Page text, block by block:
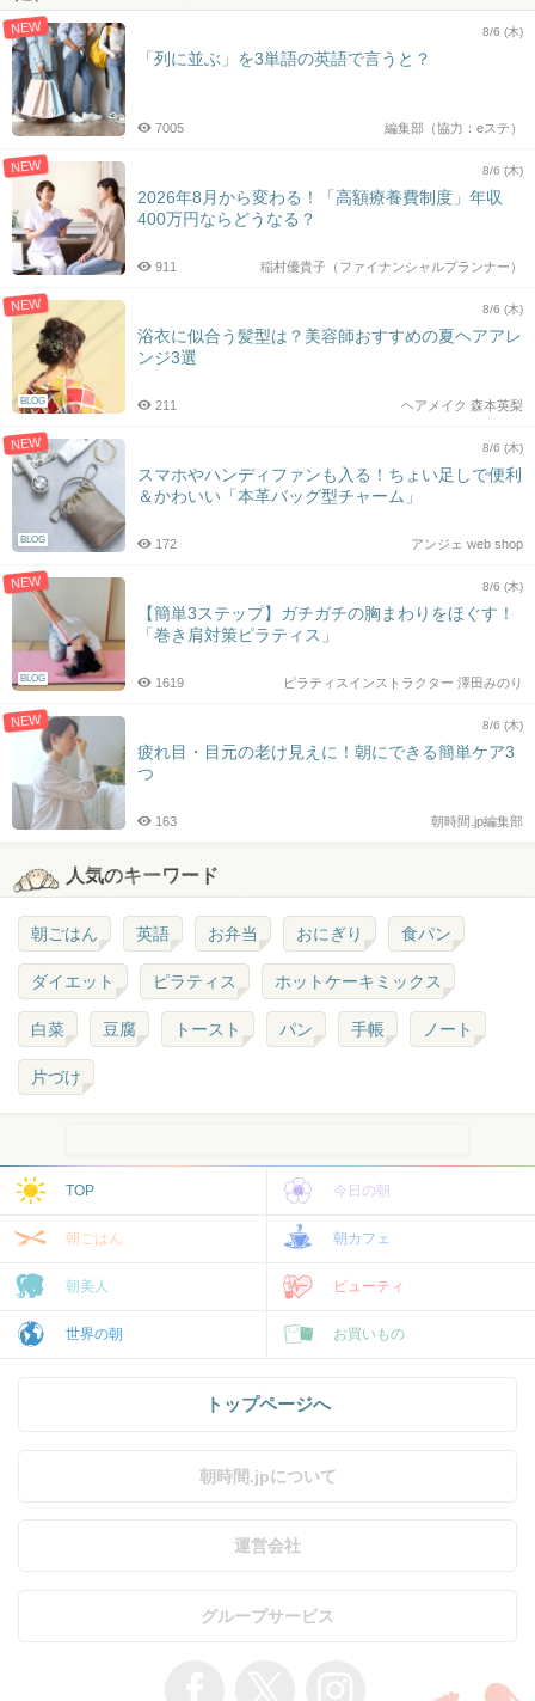
NEW 8/6 (木)
「列に並ぶ」を3単語の英語で言うと？
編集部（協力：eステ）
7005
NEW 8/6 (木)
2026年8月から変わる！「高額療養費制度」年収
400万円ならどうなる？
稲村優貴子（ファイナンシャルプランナー）
911
NEW
BLOG
8/6 (木)
浴衣に似合う髪型は？美容師おすすめの夏ヘアアレ
ンジ3選
ヘアメイク 森本英梨
211
NEW
BLOG
8/6 (木)
スマホやハンディファンも入る！ちょい足しで便利
＆かわいい「本革バッグ型チャーム」
アンジェ web shop
172
NEW
BLOG
8/6 (木)
【簡単3ステップ】ガチガチの胸まわりをほぐす！
「巻き肩対策ピラティス」
ピラティスインストラクター 澤田みのり
1619
NEW 8/6 (木)
疲れ目・目元の老け見えに！朝にできる簡単ケア3
つ
朝時間.jp編集部
163
人気のキーワード
朝ごはん 英語 お弁当 おにぎり 食パン
ダイエット ピラティス ホットケーキミックス
白菜 豆腐 トースト パン 手帳 ノート
片づけ
TOP 今日の朝
朝ごはん 朝カフェ
朝美人 ビューティ
世界の朝 お買いもの
トップページへ
朝時間.jpについて
運営会社
グループサービス